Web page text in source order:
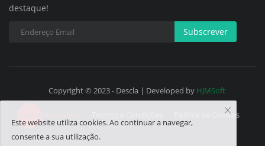
destaque!
Subscrever
Copyright © 2023 - Descla | Developed by HJMSoft
Política de Cookies
Este website utiliza cookies. Ao continuar a navegar,
consente a sua utilização.